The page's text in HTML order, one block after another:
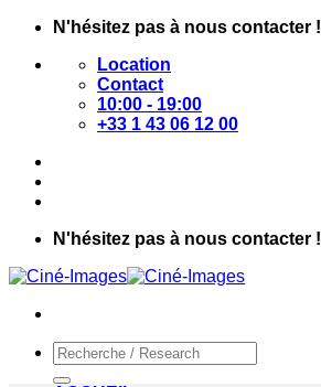
Passer
contenu
N'hésitez pas à nous contacter !
Location
Contact
10:00 - 19:00
+33 1 43 06 12 00
N'hésitez pas à nous contacter !
Recherche
pour :